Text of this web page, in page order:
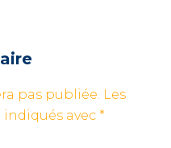
pas publiée. Les
avec *